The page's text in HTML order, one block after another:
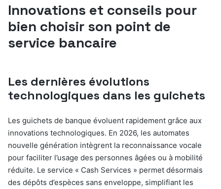
Innovations et conseils pour
bien choisir son point de
service bancaire
Les dernières évolutions
technologiques dans les guichets
Les guichets de banque évoluent rapidement grâce aux
innovations technologiques. En 2026, les automates
nouvelle génération intègrent la reconnaissance vocale
pour faciliter l’usage des personnes âgées ou à mobilité
réduite. Le service « Cash Services » permet désormais
des dépôts d’espèces sans enveloppe, simplifiant les